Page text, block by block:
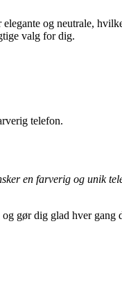
og neutrale,
valg for dig.
telefon.
en farverig og unik
gør dig glad hver gang